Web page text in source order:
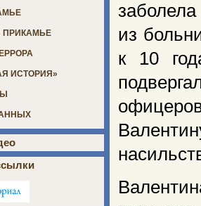
из
к 10
ПРИКАМЬЕ
ИСТОРИЯ»